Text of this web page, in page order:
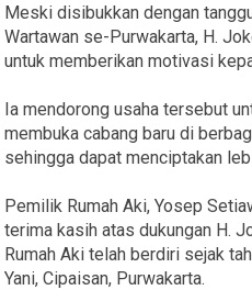
Meski disibukkan dengan
Wartawan se-Purwakarta, H.
untuk memberikan motivasi
Ia mendorong usaha tersebut
membuka cabang baru di
sehingga dapat menciptakan
Pemilik Rumah Aki, Yosep
terima kasih atas dukungan H.
Rumah Aki telah berdiri sejak
Yani, Cipaisan, Purwakarta.